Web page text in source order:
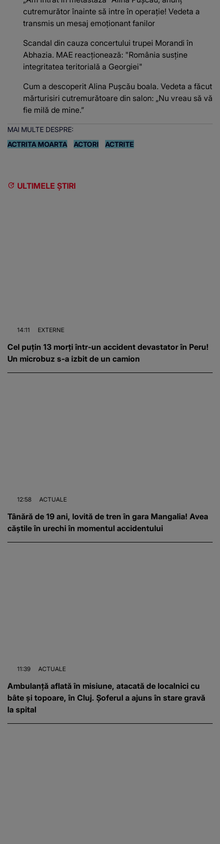
cutremurător înainte să intre în operație! Vedeta a
transmis un mesaj emoționant fanilor
Scandal din cauza concertului trupei Morandi în
Abhazia. MAE reacționează: "România susține
integritatea teritorială a Georgiei"
Cum a descoperit Alina Pușcău boala. Vedeta a făcut
mărturisiri cutremurătoare din salon: „Nu vreau să vă
fie milă de mine.”
MAI MULTE DESPRE:
ACTRITA MOARTA
ACTORI ACTRITE
ULTIMELE ȘTIRI
14:11 EXTERNE
Cel puțin 13 morți într-un accident devastator în Peru!
Un microbuz s-a izbit de un camion
12:58 ACTUALE
Tânără de 19 ani, lovită de tren în gara Mangalia! Avea
căștile în urechi în momentul accidentului
11:39 ACTUALE
Ambulanță aflată în misiune, atacată de localnici cu
bâte și topoare, în Cluj. Șoferul a ajuns în stare gravă
la spital